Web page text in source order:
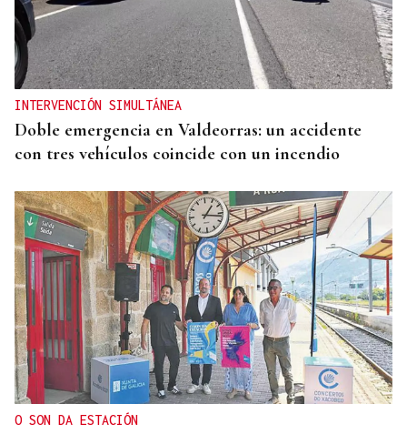
INTERVENCIÓN SIMULTÁNEA
Doble emergencia en Valdeorras: un accidente
con tres vehículos coincide con un incendio
O SON DA ESTACIÓN